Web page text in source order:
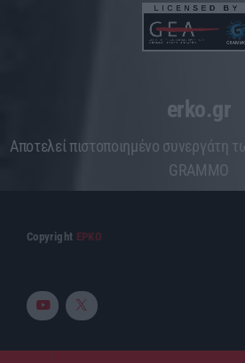
erko.gr
Aποτελεί πιστοποιημένο συνεργάτη
GRAMMO
Copyright ΕΡΚΟ